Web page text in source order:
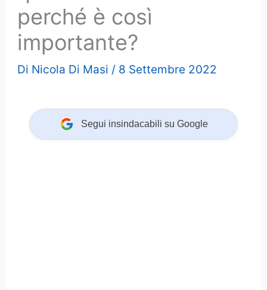
perché è così
importante?
Di Nicola Di Masi / 8 Settembre 2022
Segui insindacabili su Google